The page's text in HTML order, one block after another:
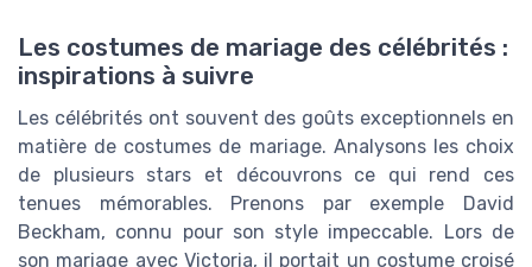
Les costumes de mariage des célébrités :
inspirations à suivre
Les célébrités ont souvent des goûts exceptionnels en
matière de costumes de mariage. Analysons les choix
de plusieurs stars et découvrons ce qui rend ces
tenues mémorables. Prenons par exemple David
Beckham, connu pour son style impeccable. Lors de
son mariage avec Victoria, il portait un costume croisé